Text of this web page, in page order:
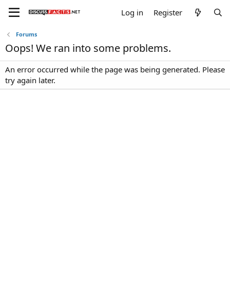
Log in Register
Forums
Oops! We ran into some problems.
An error occurred while the page was being generated. Please
try again later.